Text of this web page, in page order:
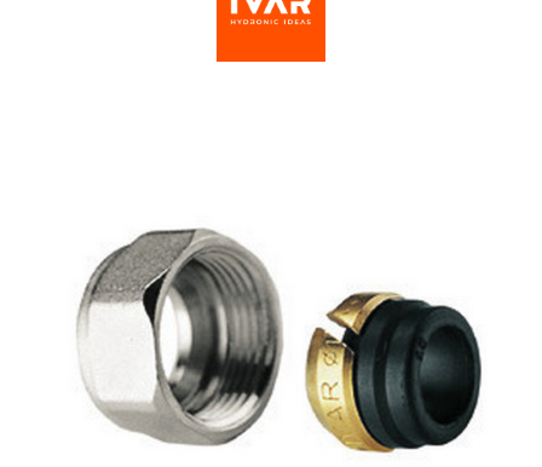
Aeroterme si destratificatoare de
Schimbatoare de caldura
Pompe de caldura
Contoare energie termica
Sisteme de degivrare
Incalzitoare pe motorina / gaz
Generatoare de abur